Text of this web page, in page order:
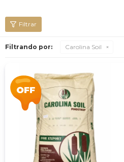
Filtrando por: Carolina Soil